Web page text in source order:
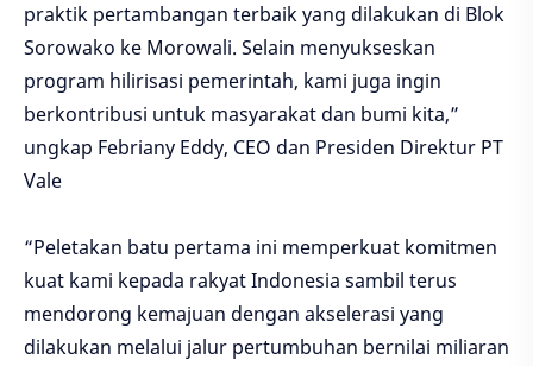
praktik pertambangan terbaik yang dilakukan di Blok
Sorowako ke Morowali. Selain menyukseskan
program hilirisasi pemerintah, kami juga ingin
berkontribusi untuk masyarakat dan bumi kita,”
ungkap Febriany Eddy, CEO dan Presiden Direktur PT
Vale
“Peletakan batu pertama ini memperkuat komitmen
kuat kami kepada rakyat Indonesia sambil terus
mendorong kemajuan dengan akselerasi yang
dilakukan melalui jalur pertumbuhan bernilai miliaran